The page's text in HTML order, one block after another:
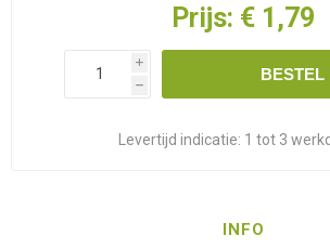
Prijs: € 1,79
i
h
BESTEL
Levertijd indicatie: 1 tot 3
INFO